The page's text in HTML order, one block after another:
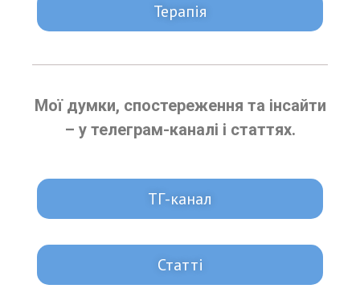
Терапія
Мої думки, спостереження та інсайти
– у телеграм-каналі і статтях.
ТГ-канал
Статті